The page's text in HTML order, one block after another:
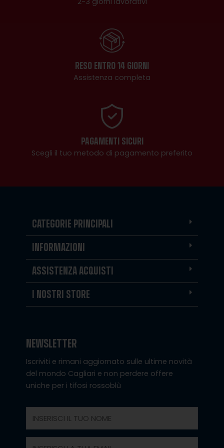
RESO ENTRO 14 GIORNI
Assistenza completa
PAGAMENTI SICURI
Scegli il tuo metodo di pagamento preferito
CATEGORIE PRINCIPALI
INFORMAZIONI
ASSISTENZA ACQUISTI
I NOSTRI STORE
NEWSLETTER
Iscriviti e rimani aggiornato sulle ultime novità
del mondo Cagliari e non perdere offere
uniche per i tifosi rossoblù